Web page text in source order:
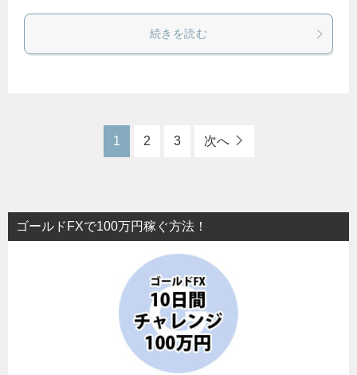
続きを読む
1 2 3 次へ
ゴールドFXで100万円稼ぐ方法！